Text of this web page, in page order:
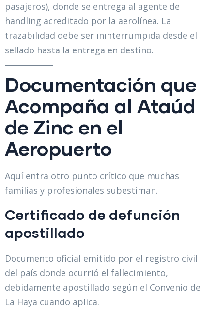
pasajeros), donde se entrega al agente de
handling acreditado por la aerolínea. La
trazabilidad debe ser ininterrumpida desde el
sellado hasta la entrega en destino.
Documentación que
Acompaña al Ataúd
de Zinc en el
Aeropuerto
Aquí entra otro punto crítico que muchas
familias y profesionales subestiman.
Certificado de defunción
apostillado
Documento oficial emitido por el registro civil
del país donde ocurrió el fallecimiento,
debidamente apostillado según el Convenio de
La Haya cuando aplica.